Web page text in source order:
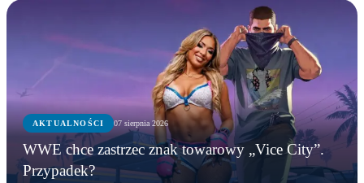
AKTUALNOŚCI 07 sierpnia 2026
WWE chce zastrzec znak towarowy „Vice City”.
Przypadek?